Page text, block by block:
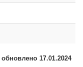
обновлено 17.01.2024